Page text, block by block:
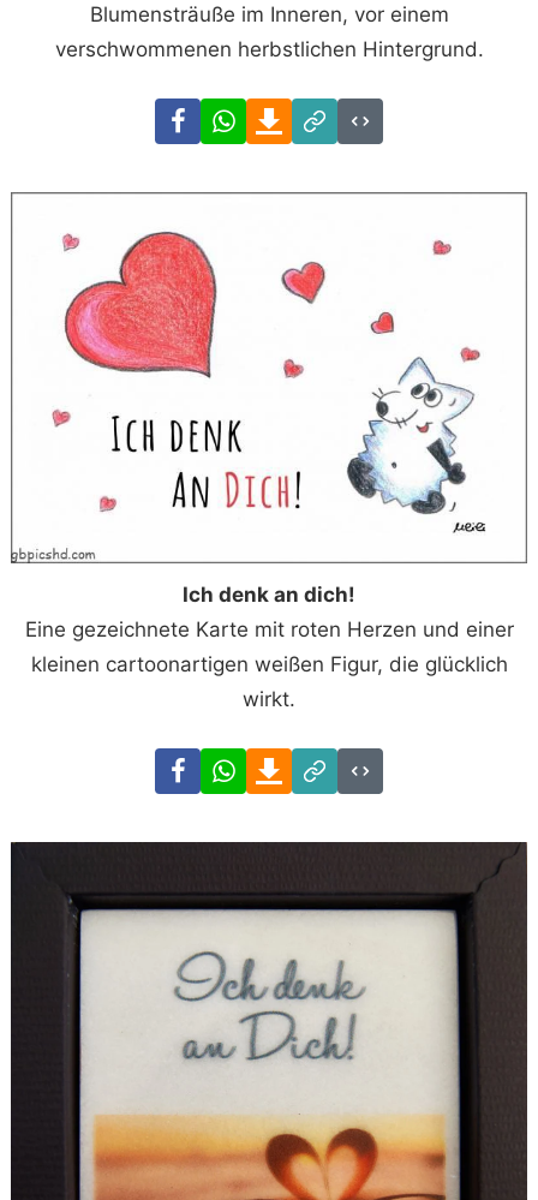
Blumensträuße im Inneren, vor einem
verschwommenen herbstlichen Hintergrund.
FacebookWhatsAppDownload
Link
Code
Ich denk an dich!
Eine gezeichnete Karte mit roten Herzen und einer
kleinen cartoonartigen weißen Figur, die glücklich
wirkt.
FacebookWhatsAppDownload
Link
Code